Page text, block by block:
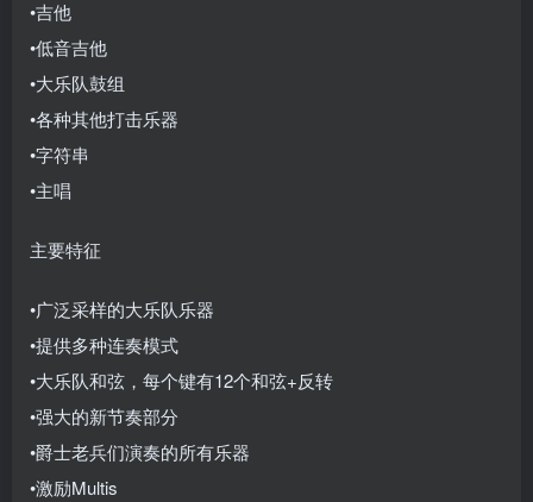
•吉他
•低音吉他
•大乐队鼓组
•各种其他打击乐器
•字符串
•主唱
主要特征
•广泛采样的大乐队乐器
•提供多种连奏模式
•大乐队和弦，每个键有12个和弦+反转
•强大的新节奏部分
•爵士老兵们演奏的所有乐器
•激励Multis